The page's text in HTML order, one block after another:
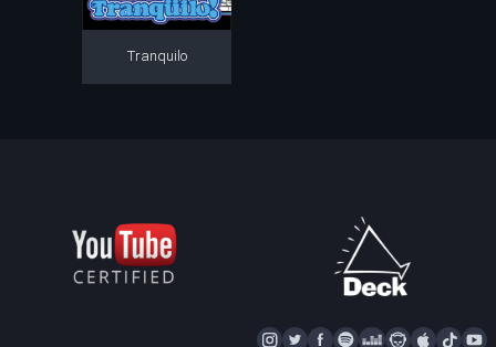
Tranquilo
I T F S D N A T